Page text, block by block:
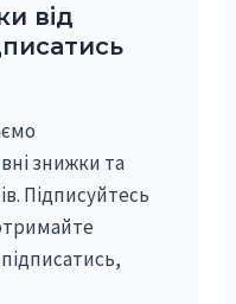
від
знижки та
Підписуйтесь